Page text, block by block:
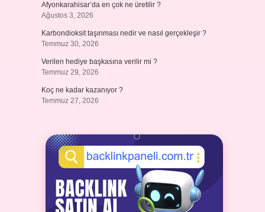
Afyonkarahisar’da en çok ne üretilir ?
Ağustos 3, 2026
Karbondioksit taşınması nedir ve nasıl gerçekleşir ?
Temmuz 30, 2026
Verilen hediye başkasına verilir mi ?
Temmuz 29, 2026
Koç ne kadar kazanıyor ?
Temmuz 27, 2026